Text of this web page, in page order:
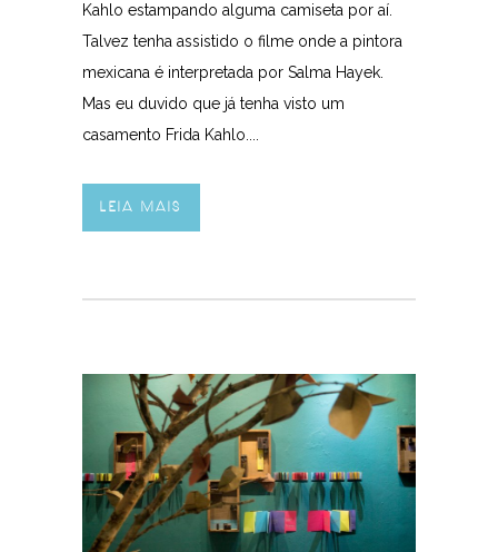
Kahlo estampando alguma camiseta por aí.
Talvez tenha assistido o filme onde a pintora
mexicana é interpretada por Salma Hayek.
Mas eu duvido que já tenha visto um
casamento Frida Kahlo....
LEIA MAIS